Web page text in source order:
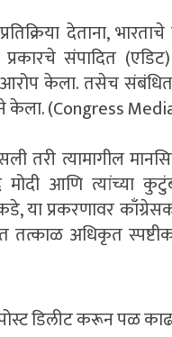
देताना,
संपादित
आरोप केला. तसेच
केला. (Congress
तरी त्यामागील
मोदी आणि त्यांच्या
या प्रकरणावर
तत्काळ अधिकृत
पोस्ट डिलीट करून पळ